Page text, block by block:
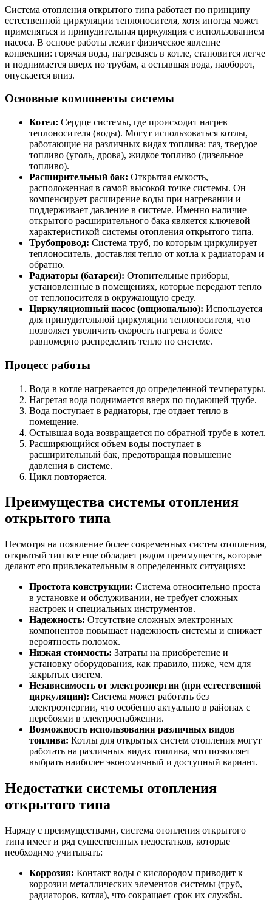
Система отопления открытого типа работает по принципу
естественной циркуляции теплоносителя, хотя иногда может
применяться и принудительная циркуляция с использованием
насоса. В основе работы лежит физическое явление
конвекции: горячая вода, нагреваясь в котле, становится легче
и поднимается вверх по трубам, а остывшая вода, наоборот,
опускается вниз.
Основные компоненты системы
Котел: Сердце системы, где происходит нагрев
теплоносителя (воды). Могут использоваться котлы,
работающие на различных видах топлива: газ, твердое
топливо (уголь, дрова), жидкое топливо (дизельное
топливо).
Расширительный бак: Открытая емкость,
расположенная в самой высокой точке системы. Он
компенсирует расширение воды при нагревании и
поддерживает давление в системе. Именно наличие
открытого расширительного бака является ключевой
характеристикой системы отопления открытого типа.
Трубопровод: Система труб, по которым циркулирует
теплоноситель, доставляя тепло от котла к радиаторам и
обратно.
Радиаторы (батареи): Отопительные приборы,
установленные в помещениях, которые передают тепло
от теплоносителя в окружающую среду.
Циркуляционный насос (опционально): Используется
для принудительной циркуляции теплоносителя, что
позволяет увеличить скорость нагрева и более
равномерно распределять тепло по системе.
Процесс работы
Вода в котле нагревается до определенной температуры.
Нагретая вода поднимается вверх по подающей трубе.
Вода поступает в радиаторы, где отдает тепло в
помещение.
Остывшая вода возвращается по обратной трубе в котел.
Расширяющийся объем воды поступает в
расширительный бак, предотвращая повышение
давления в системе.
Цикл повторяется.
Преимущества системы отопления
открытого типа
Несмотря на появление более современных систем отопления,
открытый тип все еще обладает рядом преимуществ, которые
делают его привлекательным в определенных ситуациях:
Простота конструкции: Система относительно проста
в установке и обслуживании, не требует сложных
настроек и специальных инструментов.
Надежность: Отсутствие сложных электронных
компонентов повышает надежность системы и снижает
вероятность поломок.
Низкая стоимость: Затраты на приобретение и
установку оборудования, как правило, ниже, чем для
закрытых систем.
Независимость от электроэнергии (при естественной
циркуляции): Система может работать без
электроэнергии, что особенно актуально в районах с
перебоями в электроснабжении.
Возможность использования различных видов
топлива: Котлы для открытых систем отопления могут
работать на различных видах топлива, что позволяет
выбрать наиболее экономичный и доступный вариант.
Недостатки системы отопления
открытого типа
Наряду с преимуществами, система отопления открытого
типа имеет и ряд существенных недостатков, которые
необходимо учитывать:
Коррозия: Контакт воды с кислородом приводит к
коррозии металлических элементов системы (труб,
радиаторов, котла), что сокращает срок их службы.